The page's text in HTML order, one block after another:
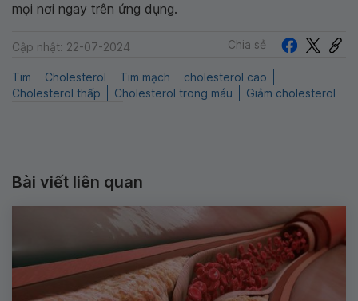
mọi nơi ngay trên ứng dụng.
Cập nhật: 22-07-2024 Chia sẻ
Tim Cholesterol Tim mạch
cholesterol cao
Cholesterol thấp
Cholesterol trong máu Giảm cholesterol
Bài viết liên quan